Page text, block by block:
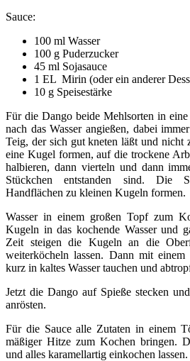
Sauce:
100 ml Wasser
100 g Puderzucker
45 ml Sojasauce
1 EL Mirin (oder ein anderer
10 g Speisestärke
Für die Dango beide Mehlsorten in
nach das Wasser angießen, dabei
Teig, der sich gut kneten läßt und nicht
eine Kugel formen, auf die trockene
halbieren, dann vierteln und dann
Stückchen entstanden sind. Die
Handflächen zu kleinen Kugeln formen.
Wasser in einem großen Topf zum
Kugeln in das kochende Wasser und
Zeit steigen die Kugeln an die
weiterköcheln lassen. Dann mit einem
kurz in kaltes Wasser tauchen und
Jetzt die Dango auf Spieße stecken
anrösten.
Für die Sauce alle Zutaten in einem
mäßiger Hitze zum Kochen bringen.
und alles karamellartig einkochen